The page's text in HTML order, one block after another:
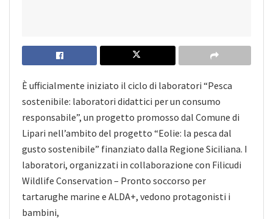
È ufficialmente iniziato il ciclo di laboratori “Pesca
sostenibile: laboratori didattici per un consumo
responsabile”, un progetto promosso dal Comune di
Lipari nell’ambito del progetto “Eolie: la pesca dal
gusto sostenibile” finanziato dalla Regione Siciliana. I
laboratori, organizzati in collaborazione con Filicudi
Wildlife Conservation – Pronto soccorso per
tartarughe marine e ALDA+, vedono protagonisti i
bambini,